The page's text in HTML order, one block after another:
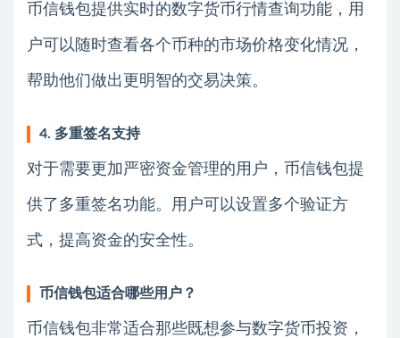
币信钱包提供实时的数字货币行情查询功能，用
户可以随时查看各个币种的市场价格变化情况，
帮助他们做出更明智的交易决策。
4. 多重签名支持
对于需要更加严密资金管理的用户，币信钱包提
供了多重签名功能。用户可以设置多个验证方
式，提高资金的安全性。
币信钱包适合哪些用户？
币信钱包非常适合那些既想参与数字货币投资，